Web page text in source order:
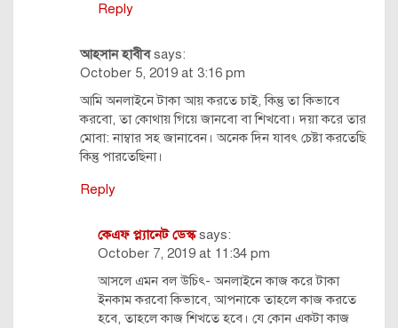
Reply
আহসান হাবীব says:
October 5, 2019 at 3:16 pm
আমি অনলাইনে টাকা আয় করতে চাই, কিন্তু তা কিভাবে
করবো, তা কোথায় গিয়ে জানবো বা শিখবো। দয়া করে তার
মোবা: নাম্বার সহ জানাবেন। অনেক দিন যাবৎ চেষ্টা করতেছি
কিন্তু পারতেছিনা।
Reply
কেএফ প্ল্যানেট ডেস্ক says:
October 7, 2019 at 11:34 pm
আসলে এমন বল উচিৎ- অনলাইনে কাজ করে টাকা
ইনকাম করবো কিভাবে, আপনাকে তাহলে কাজ করতে
হবে, তাহলে কাজ শিখতে হবে। যে কোন একটা কাজ